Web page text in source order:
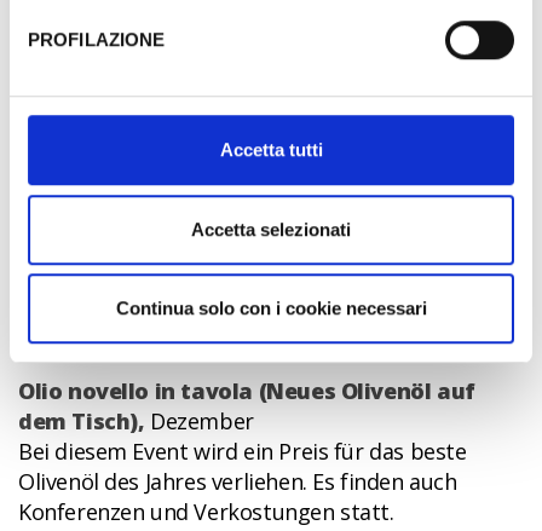
informazioni complete sul trattamento dati clicca qui:
PROFILAZIONE
Accetta tutti
Accetta selezionati
Continua solo con i cookie necessari
Historische Reproduktion des Kreuzwegs,am
Karfreitag
Diese Prozession in historischen Kostümen
beginnt an der Kirche San Rocco und zieht mit
Fackeln durch die Gassen der Altstadt.
Die Befreiung von Montegridolfo,
Feier des Jahrestags der Befreiung der Gemeinde
Montegridolfo von der deutschen Besatzung, bei
der man hautnah in die Vergangenheit eintauchen
kann.
Olio novello in tavola (Neues Olivenöl auf
dem Tisch), Dezember
Bei diesem Event wird ein Preis für das beste
Olivenöl des Jahres verliehen. Es finden auch
Konferenzen und Verkostungen statt.